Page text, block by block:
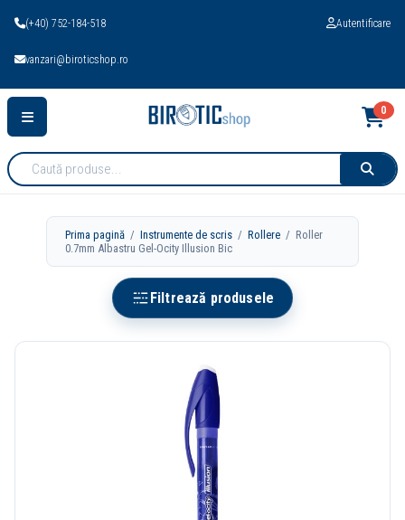
(+40) 752-184-518
vanzari@biroticshop.ro
Autentificare
Cauta
produse:
0
Prima pagină /Instrumente de scris /Rollere / Roller
0.7mm Albastru Gel-Ocity Illusion Bic
Filtrează produsele